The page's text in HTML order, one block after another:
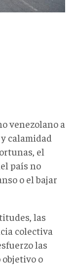
venezolano a
calamidad
el
país no
o el bajar
las
colectiva
las
o